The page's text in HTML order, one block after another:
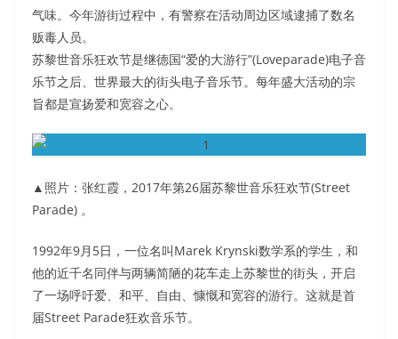
气味。今年游街过程中，有警察在活动周边区域逮捕了数名
贩毒人员。
苏黎世音乐狂欢节是继德国“爱的大游行”(Loveparade)电子音
乐节之后、世界最大的街头电子音乐节。每年盛大活动的宗
旨都是宣扬爱和宽容之心。
▲照片：张红霞，2017年第26届苏黎世音乐狂欢节(Street
Parade) 。
1992年9月5日，一位名叫Marek Krynski数学系的学生，和
他的近千名同伴与两辆简陋的花车走上苏黎世的街头，开启
了一场呼吁爱、和平、自由、慷慨和宽容的游行。这就是首
届Street Parade狂欢音乐节。